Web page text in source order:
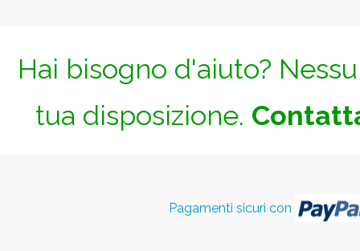
Hai bisogno d'aiuto?
tua disposizione.
Pagamenti sicuri con